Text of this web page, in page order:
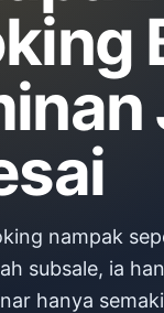
nampak
subsale, ia
hanya